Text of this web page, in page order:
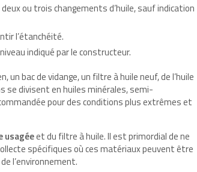
ou trois changements d’huile, sauf indication
l’étanchéité.
indiqué par le constructeur.
bac de vidange, un filtre à huile neuf, de l’huile
se divisent en huiles minérales, semi-
pour des conditions plus extrêmes et
usagéeet du filtre à huile. Il est primordial de ne
spécifiques où ces matériaux peuvent être
l’environnement.